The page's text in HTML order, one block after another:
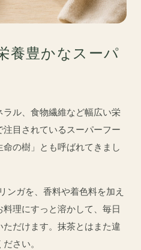
養豊かなスーパ
ル、食物繊維など幅広い栄
目されているスーパーフー
命の樹」とも呼ばれてきまし
ンガを、香料や着色料を加え
理にすっと溶かして、毎日
だけます。抹茶とはまた違
さい。